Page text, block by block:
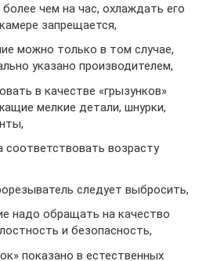
чем на час, охлаждать его
запрещается,
можно только в том случае,
указано производителем,
в качестве «грызунков»
мелкие детали, шнурки,
соответствовать возрасту
следует выбросить,
надо обращать на качество
и безопасность,
показано в естественных